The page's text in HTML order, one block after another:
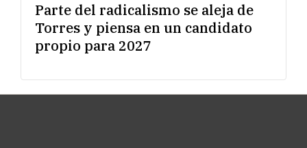
Parte del radicalismo se aleja de
Torres y piensa en un candidato
propio para 2027